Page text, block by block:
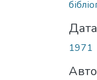
Дата
1971